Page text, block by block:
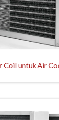
Coil untuk Air